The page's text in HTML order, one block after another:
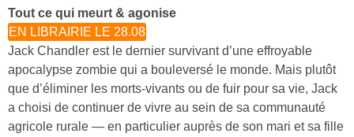
Tout ce qui meurt & agonise
EN LIBRAIRIE LE 28.08
Jack Chandler est le dernier survivant d’une effroyable
apocalypse zombie qui a bouleversé le monde. Mais plutôt
que d’éliminer les morts-vivants ou de fuir pour sa vie, Jack
a choisi de continuer de vivre au sein de sa communauté
agricole rurale — en particulier auprès de son mari et sa fille